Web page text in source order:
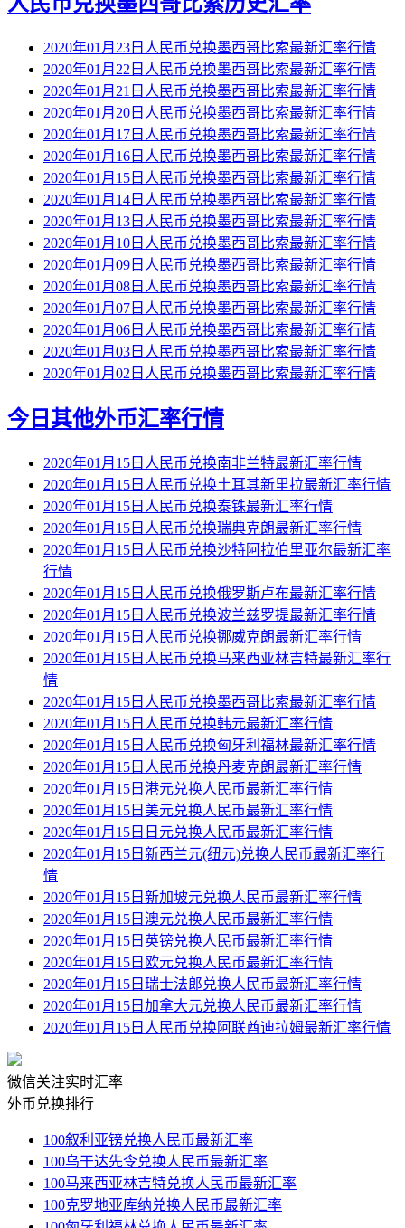
2020年01月23日人民币兑换墨西哥比索最新汇率行情
2020年01月22日人民币兑换墨西哥比索最新汇率行情
2020年01月21日人民币兑换墨西哥比索最新汇率行情
2020年01月20日人民币兑换墨西哥比索最新汇率行情
2020年01月17日人民币兑换墨西哥比索最新汇率行情
2020年01月16日人民币兑换墨西哥比索最新汇率行情
2020年01月15日人民币兑换墨西哥比索最新汇率行情
2020年01月14日人民币兑换墨西哥比索最新汇率行情
2020年01月13日人民币兑换墨西哥比索最新汇率行情
2020年01月10日人民币兑换墨西哥比索最新汇率行情
2020年01月09日人民币兑换墨西哥比索最新汇率行情
2020年01月08日人民币兑换墨西哥比索最新汇率行情
2020年01月07日人民币兑换墨西哥比索最新汇率行情
2020年01月06日人民币兑换墨西哥比索最新汇率行情
2020年01月03日人民币兑换墨西哥比索最新汇率行情
2020年01月02日人民币兑换墨西哥比索最新汇率行情
今日其他外币汇率行情
2020年01月15日人民币兑换南非兰特最新汇率行情
2020年01月15日人民币兑换土耳其新里拉最新汇率行情
2020年01月15日人民币兑换泰铢最新汇率行情
2020年01月15日人民币兑换瑞典克朗最新汇率行情
2020年01月15日人民币兑换沙特阿拉伯里亚尔最新汇率
行情
2020年01月15日人民币兑换俄罗斯卢布最新汇率行情
2020年01月15日人民币兑换波兰兹罗提最新汇率行情
2020年01月15日人民币兑换挪威克朗最新汇率行情
2020年01月15日人民币兑换马来西亚林吉特最新汇率行
情
2020年01月15日人民币兑换墨西哥比索最新汇率行情
2020年01月15日人民币兑换韩元最新汇率行情
2020年01月15日人民币兑换匈牙利福林最新汇率行情
2020年01月15日人民币兑换丹麦克朗最新汇率行情
2020年01月15日港元兑换人民币最新汇率行情
2020年01月15日美元兑换人民币最新汇率行情
2020年01月15日日元兑换人民币最新汇率行情
2020年01月15日新西兰元(纽元)兑换人民币最新汇率行
情
2020年01月15日新加坡元兑换人民币最新汇率行情
2020年01月15日澳元兑换人民币最新汇率行情
2020年01月15日英镑兑换人民币最新汇率行情
2020年01月15日欧元兑换人民币最新汇率行情
2020年01月15日瑞士法郎兑换人民币最新汇率行情
2020年01月15日加拿大元兑换人民币最新汇率行情
2020年01月15日人民币兑换阿联酋迪拉姆最新汇率行情
微信关注实时汇率
外币兑换排行
100叙利亚镑兑换人民币最新汇率
100乌干达先令兑换人民币最新汇率
100马来西亚林吉特兑换人民币最新汇率
100克罗地亚库纳兑换人民币最新汇率